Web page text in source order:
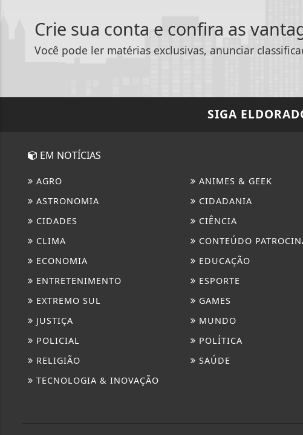
Crie sua conta e confira as
Você pode ler matérias exclusivas, anunciar
SIGA
EM NOTÍCIAS
AGRO
ANIMES & GEEK
ASTRONOMIA
CIDADANIA
CIDADES
CIÊNCIA
CLIMA
CONTEÚDO
ECONOMIA
EDUCAÇÃO
ENTRETENIMENTO
ESPORTE
EXTREMO SUL
GAMES
JUSTIÇA
MUNDO
POLICIAL
POLÍTICA
RELIGIÃO
SAÚDE
TECNOLOGIA & INOVAÇÃO